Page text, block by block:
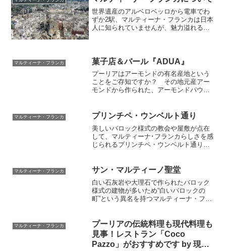
世界遺産のアルベロベッロから電車でわ
ずか2駅、マルティーナ・フランカは日本
人に知られていませんが、魅力溢れる南
緒に市場を歩くのも楽しいです。人気に
なる前にぜひ一度観光してみてください
マルティーナ・フランカ 菓子店＆バール『ADUA』
プーリアはアーモンドの有名産地という
ことをご存知ですか？ その地元産アー
モンドから作られた、アーモンドパウダ
す。ご滞在中のおやつに・イタリア版朝
食に（イタリアでは朝食に甘いものを食
べる習慣があります）・崩れにくく、日
持ちもするのでお土産にもおすすめです
よ！おいしいお菓子とエスプレッソを頬
バールの雰囲気もお楽しみ下さい。
マルティーナ・フランカ プリンチペ・ウンベルト通り
美しいバロック様式の教会や屋敷が点在
して、マルティーナ･フランカらしさを感
じられるプリンチペ・ウンベルト通り。
見ることのできないお屋敷も一般公開さ
れます
マルティーナ・フランカ サン・マルティーノ聖堂
白い石灰岩や大理石で作られたバロック
様式の建物が多いため“白いバロックの
町”という異名を持つマルティーナ・フラ
に天使や聖人像、バロック様式の装飾が
彫られています。ユネスコの平和文化メ
ッセンジャーのモニュメントにも認定さ
れています
マルティーナ・フランカ
プーリアの伝統料理も現代料理も
見事！レストラン「Coco
Pazzo」がおすすめです by 現地